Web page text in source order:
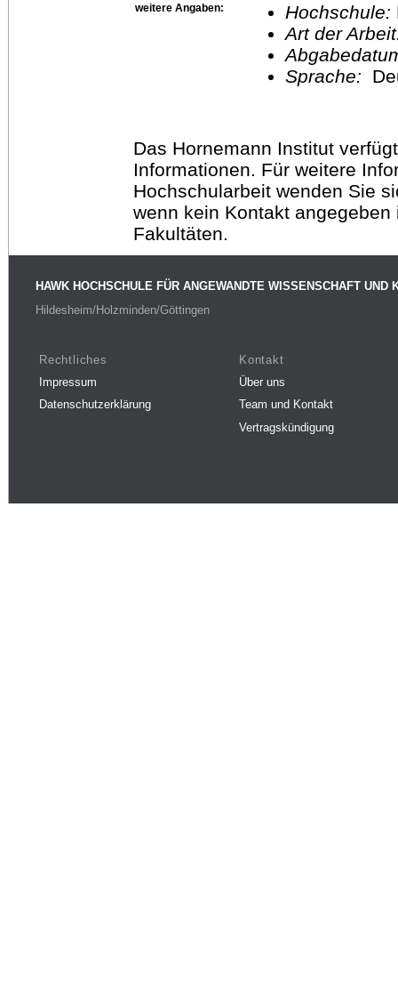
weitere Angaben: Hochschule:
Art der
Sprache:
Das Hornemann Institut
Informationen. Für weitere
Hochschularbeit wenden Sie
wenn kein Kontakt
Fakultäten.
HAWK HOCHSCHULE FÜR ANGEWANDTE WISSENSCHAFT UND
Hildesheim/Holzminden/Göttingen
Rechtliches
Impressum
Datenschutzerklärung
Kontakt
Über uns
Team und Kontakt
Vertragskündigung